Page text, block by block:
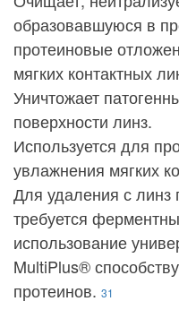
образовавшуюся в
протеиновые
мягких контактных
Уничтожает
поверхности линз.
Используется для
увлажнения мягких
Для удаления с линз
требуется
использование
MultiPlus®
протеинов. 31